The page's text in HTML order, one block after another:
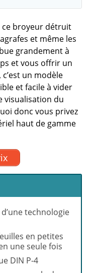
ce broyeur détruit
et même les
grandement à
et vous offrir un
un modèle
et facile à vider
visualisation du
donc vous privez
haut de gamme
technologie
en petites
une seule fois
DIN P-4